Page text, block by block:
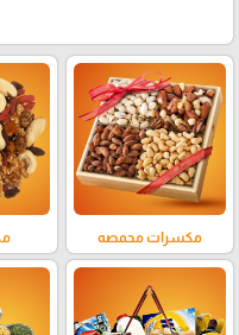
مكسرات محمصه